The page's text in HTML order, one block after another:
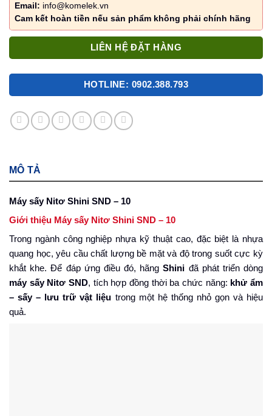
Email: info@komelek.vn
Cam kết hoàn tiền nếu sản phẩm không phải chính hãng
LIÊN HỆ ĐẶT HÀNG
HOTLINE: 0902.388.793
MÔ TẢ
Máy sấy Nitơ Shini SND – 10
Giới thiệu Máy sấy Nitơ Shini SND – 10
Trong ngành công nghiệp nhựa kỹ thuật cao, đặc biệt là nhựa
quang học, yêu cầu chất lượng bề mặt và độ trong suốt cực kỳ
khắt khe. Để đáp ứng điều đó, hãngShini đã phát triển dòng
máy sấy Nitơ SND, tích hợp đồng thời ba chức năng: khử ẩm
– sấy – lưu trữ vật liệu trong một hệ thống nhỏ gọn và hiệu
quả.